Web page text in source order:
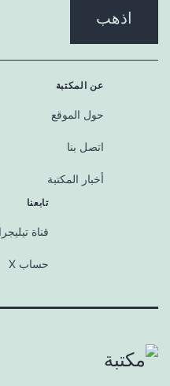
اذهب
عن المكتبة
حول الموقع
اتصل بنا
أخبار المكتبة
تابعنا
قناة تيليجرام
حساب X